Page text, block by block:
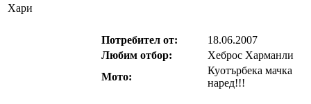
Хари
Потребител от:
18.06.2007
Любим отбор:
Хеброс Харманли
Мото:
Куотърбека мачка
наред!!!